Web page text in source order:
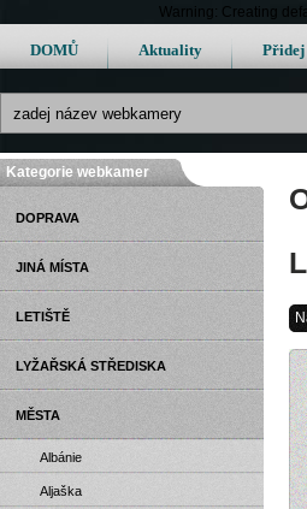
Warning: Creating
DOMŮ Aktuality Přidej
Kategorie webkamer
DOPRAVA
JINÁ MÍSTA
LETIŠTĚ
LYŽAŘSKÁ STŘEDISKA
MĚSTA
Albánie
Aljaška